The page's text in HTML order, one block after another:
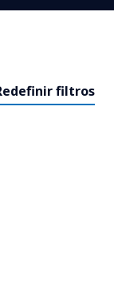
filtros